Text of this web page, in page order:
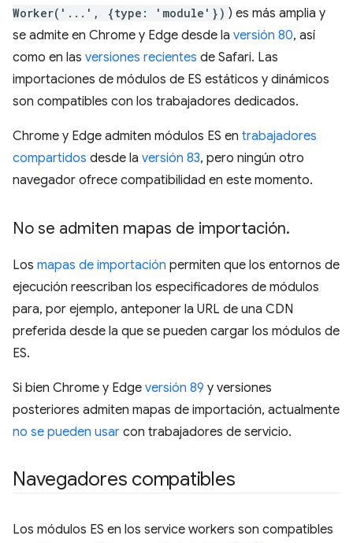
Worker('...', {type: 'module'}) ) es más amplia y
se admite en Chrome y Edge desde la versión 80, así
como en las versiones recientes de Safari. Las
importaciones de módulos de ES estáticos y dinámicos
son compatibles con los trabajadores dedicados.
Chrome y Edge admiten módulos ES en trabajadores
compartidos desde la versión 83, pero ningún otro
navegador ofrece compatibilidad en este momento.
No se admiten mapas de importación.
Los mapas de importación permiten que los entornos de
ejecución reescriban los especificadores de módulos
para, por ejemplo, anteponer la URL de una CDN
preferida desde la que se pueden cargar los módulos de
ES.
Si bien Chrome y Edge versión 89 y versiones
posteriores admiten mapas de importación, actualmente
no se pueden usar con trabajadores de servicio.
Navegadores compatibles
Los módulos ES en los service workers son compatibles